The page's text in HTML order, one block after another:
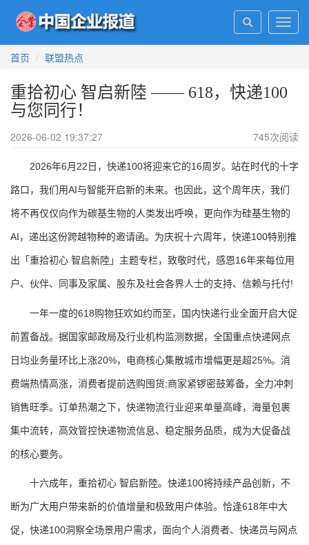
首页
联盟热点
重拾初心 智启新陸 —— 618，快递100
与您同行！
2026-06-02 19:37:27 745次阅读
2026年6月22日，快递100将迎来它的16周岁。站在时代的十字
路口，我们用AI与智能开启新的未来。也因此，这个周年庆，我们
将不再仅仅向作为碳基生物的人类发出呼唤，更向作为硅基生物的
AI，递出这份跨越物种的邀请函。为庆祝十六周年，快递100特别推
出「重拾初心 智启新陸」主题专栏，致敬时代，感恩16年来每位用
户、伙伴、同事及家属、股东及社会各界人士的支持、信赖与托付!
一年一度的618购物狂欢如约而至，国内快递行业全面开启大促
前置备战。据国家邮政局及行业机构监测数据，全国重点快递网点
日均业务量环比上涨20%，电商核心集散城市增幅更是超25%。消
费端热情高涨，消费者提前选购囤货;商家紧锣密鼓筹备，全力冲刺
销售旺季。订单热潮之下，快递物流行业迎来单量高峰，海量包裹
集中流转，高效管控快递物流信息、稳定服务品质，成为大促备战
的核心要务。
十六成年，重拾初心 智启新陸。快递100将持续产品创新，不
断为广大用户带来新的价值增量和极致用户体验。恰逢618年中大
促，快递100洞察全场景用户需求，面向个人消费者、快递员与网点